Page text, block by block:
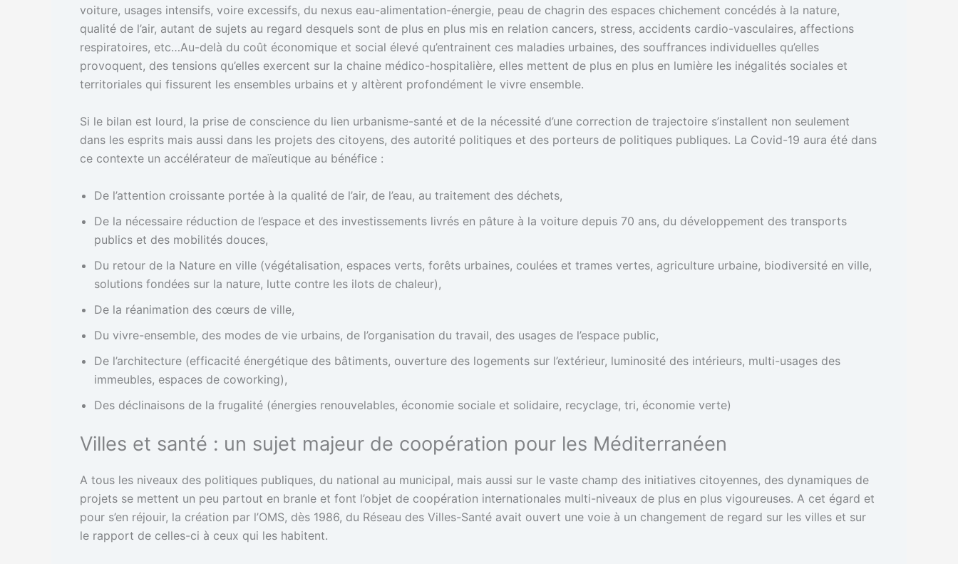
voiture, usages intensifs, voire excessifs, du nexus eau-alimentation-énergie, peau de chagrin des espaces chichement concédés à la nature,
qualité de l’air, autant de sujets au regard desquels sont de plus en plus mis en relation cancers, stress, accidents cardio-vasculaires, affections
respiratoires, etc…Au-delà du coût économique et social élevé qu’entrainent ces maladies urbaines, des souffrances individuelles qu’elles
provoquent, des tensions qu’elles exercent sur la chaine médico-hospitalière, elles mettent de plus en plus en lumière les inégalités sociales et
territoriales qui fissurent les ensembles urbains et y altèrent profondément le vivre ensemble.
Si le bilan est lourd, la prise de conscience du lien urbanisme-santé et de la nécessité d’une correction de trajectoire s’installent non seulement
dans les esprits mais aussi dans les projets des citoyens, des autorité politiques et des porteurs de politiques publiques. La Covid-19 aura été dans
ce contexte un accélérateur de maïeutique au bénéfice :
De l’attention croissante portée à la qualité de l’air, de l’eau, au traitement des déchets,
De la nécessaire réduction de l’espace et des investissements livrés en pâture à la voiture depuis 70 ans, du développement des transports
publics et des mobilités douces,
Du retour de la Nature en ville (végétalisation, espaces verts, forêts urbaines, coulées et trames vertes, agriculture urbaine, biodiversité en ville,
solutions fondées sur la nature, lutte contre les ilots de chaleur),
De la réanimation des cœurs de ville,
Du vivre-ensemble, des modes de vie urbains, de l’organisation du travail, des usages de l’espace public,
De l’architecture (efficacité énergétique des bâtiments, ouverture des logements sur l’extérieur, luminosité des intérieurs, multi-usages des
immeubles, espaces de coworking),
Des déclinaisons de la frugalité (énergies renouvelables, économie sociale et solidaire, recyclage, tri, économie verte)
Villes et santé : un sujet majeur de coopération pour les Méditerranéen
A tous les niveaux des politiques publiques, du national au municipal, mais aussi sur le vaste champ des initiatives citoyennes, des dynamiques de
projets se mettent un peu partout en branle et font l’objet de coopération internationales multi-niveaux de plus en plus vigoureuses. A cet égard et
pour s’en réjouir, la création par l’OMS, dès 1986, du Réseau des Villes-Santé avait ouvert une voie à un changement de regard sur les villes et sur
le rapport de celles-ci à ceux qui les habitent.